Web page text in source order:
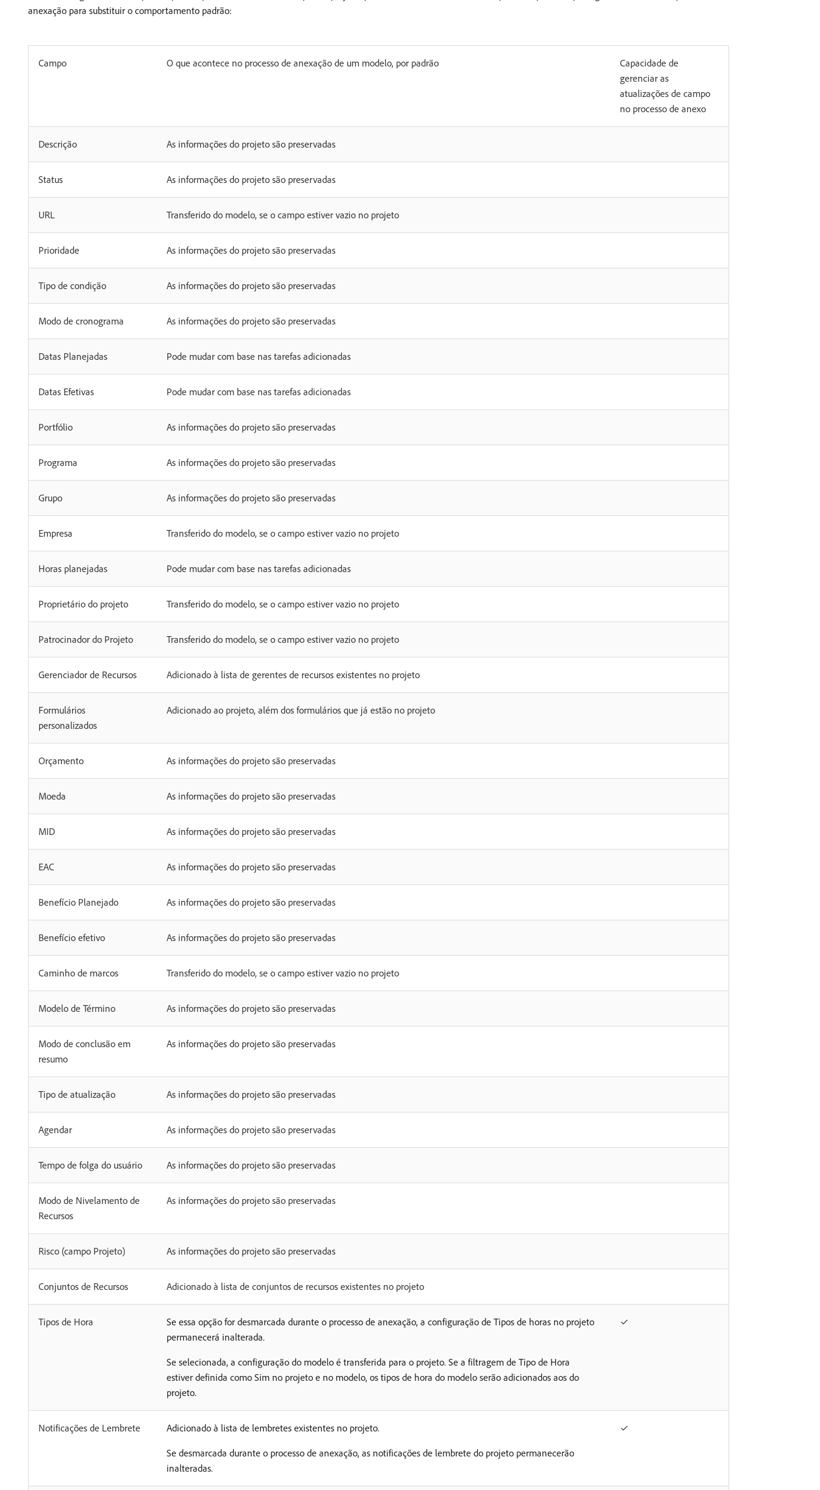
anexação para substituir o comportamento padrão:
Campo O que acontece no processo de anexação de um modelo, por padrão
Capacidade de
gerenciar as
atualizações de campo
no processo de anexo
Descrição As informações do projeto são preservadas
Status As informações do projeto são preservadas
URL Transferido do modelo, se o campo estiver vazio no projeto
Prioridade As informações do projeto são preservadas
Tipo de condição As informações do projeto são preservadas
Modo de cronograma As informações do projeto são preservadas
Datas Planejadas Pode mudar com base nas tarefas adicionadas
Datas Efetivas Pode mudar com base nas tarefas adicionadas
Portfólio As informações do projeto são preservadas
Programa As informações do projeto são preservadas
Grupo As informações do projeto são preservadas
Empresa Transferido do modelo, se o campo estiver vazio no projeto
Horas planejadas Pode mudar com base nas tarefas adicionadas
Proprietário do projeto Transferido do modelo, se o campo estiver vazio no projeto
Patrocinador do Projeto Transferido do modelo, se o campo estiver vazio no projeto
Gerenciador de Recursos Adicionado à lista de gerentes de recursos existentes no projeto
Formulários
personalizados
Adicionado ao projeto, além dos formulários que já estão no projeto
Orçamento As informações do projeto são preservadas
Moeda As informações do projeto são preservadas
MID As informações do projeto são preservadas
EAC As informações do projeto são preservadas
Benefício Planejado As informações do projeto são preservadas
Benefício efetivo As informações do projeto são preservadas
Caminho de marcos Transferido do modelo, se o campo estiver vazio no projeto
Modelo de Término As informações do projeto são preservadas
Modo de conclusão em
resumo
As informações do projeto são preservadas
Tipo de atualização As informações do projeto são preservadas
Agendar As informações do projeto são preservadas
Tempo de folga do usuário As informações do projeto são preservadas
Modo de Nivelamento de
Recursos
As informações do projeto são preservadas
Risco (campo Projeto) As informações do projeto são preservadas
Conjuntos de Recursos Adicionado à lista de conjuntos de recursos existentes no projeto
Tipos de Hora
Se essa opção for desmarcada durante o processo de anexação, a configuração de Tipos de horas no projeto
permanecerá inalterada.
Se selecionada, a configuração do modelo é transferida para o projeto. Se a filtragem de Tipo de Hora
estiver definida como Sim no projeto e no modelo, os tipos de hora do modelo serão adicionados aos do
projeto.
✓
Notificações de Lembrete Adicionado à lista de lembretes existentes no projeto.
Se desmarcada durante o processo de anexação, as notificações de lembrete do projeto permanecerão
inalteradas.
✓